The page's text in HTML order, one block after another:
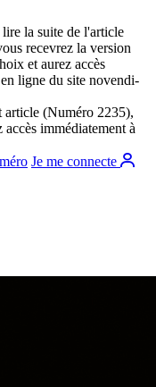
la suite de l'article
recevrez la version
et aurez accès
ligne du site novendi-
article (Numéro 2235),
immédiatement à
Je me connecte